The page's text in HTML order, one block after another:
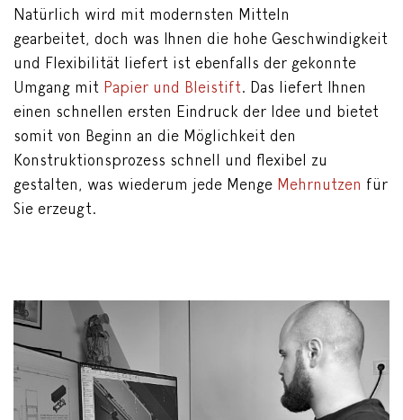
Natürlich wird mit modernsten Mitteln
gearbeitet, doch was Ihnen die hohe Geschwindigkeit
und Flexibilität liefert ist ebenfalls der gekonnte
Umgang mit Papier und Bleistift. Das liefert Ihnen
einen schnellen ersten Eindruck der Idee und bietet
somit von Beginn an die Möglichkeit den
Konstruktionsprozess schnell und flexibel zu
gestalten, was wiederum jede Menge Mehrnutzen für
Sie erzeugt.